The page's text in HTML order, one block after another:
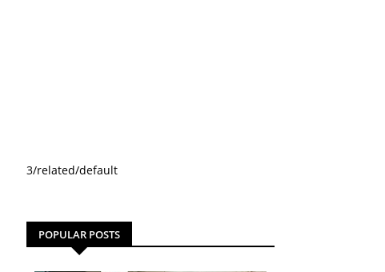
3/related/default
POPULAR POSTS